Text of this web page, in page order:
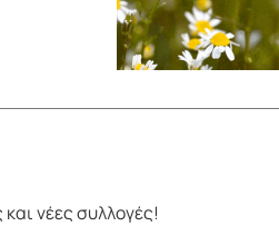
νέες συλλογές!